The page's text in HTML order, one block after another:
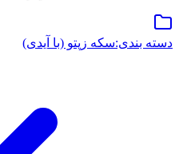
دسته بندی:سکه زپتو (با آیدی)